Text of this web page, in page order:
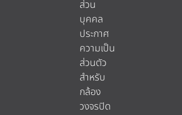
ส่วน
บุคคล
ประกาศ
ความเป็น
ส่วนตัว
สำหรับ
กล้อง
วงจรปิด